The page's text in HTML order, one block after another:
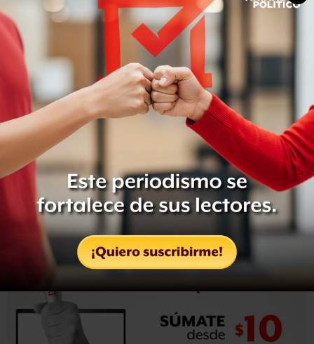
A través de un comunicado, el gobernador también
anunció queen breve habrá de establecerse la policía
de investigación criminal
y las fiscalías que también
habrán de ser especializadas. Adelantó que están cerca
de entrar en operación las fiscalías para delitos de
género, fiscalías para delitos de carácter penal que hasta
el momento tienen un perfil adversarial, al tiempo que se
dará especial atención a la denuncia como instrumento
de investigación.
Ayer Ramírez
anunció que presentará una iniciativa al
Congreso estatal para transformar el Ministerio
Públicode la Procuraduría General de Justicia estatal en
la Fiscalía General de Justicia del Estado de Morelos.